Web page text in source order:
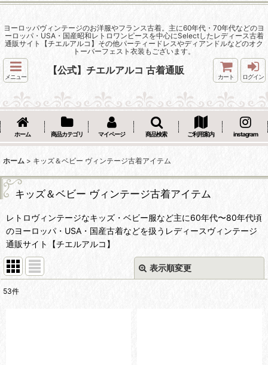
ヨーロッパヴィンテージのお洋服やフランス古着。主に60年代・70年代などのヨ
ーロッパ・USA・国産昭和レトロワンピースを中心にSelectしたレディース古着
通販サイト【チエルアルコ】その他パーティードレスやディアンドルなどのオク
トーバーフェスト衣装もございます。
メニュー
【公式】チエルアルコ 古着通販
カート ログイン
ホーム 商品カテゴリ マイページ 商品検索 ご利用案内 instagram
ホーム > キッズ＆ベビー ヴィンテージ古着アイテム
キッズ＆ベビー ヴィンテージ古着アイテム
レトロヴィンテージなキッズ・ベビー服など主に60年代〜80年代頃
のヨーロッパ・USA・国産古着などを扱うレディースヴィンテージ
通販サイト【チエルアルコ】
表示順変更
53件